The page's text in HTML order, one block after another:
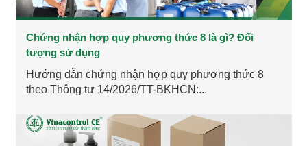
Chứng nhận hợp quy phương thức 8 là gì? Đối
tượng sử dụng
Hướng dẫn chứng nhận hợp quy phương thức 8
theo Thông tư 14/2026/TT-BKHCN:...